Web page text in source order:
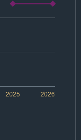
2026
2025